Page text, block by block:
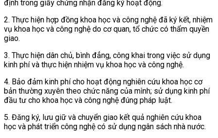
định trong giấy chứng nhận đăng ký hoạt động.
2. Thực hiện hợp đồng khoa học và công nghệ đã ký kết, nhiệm
vụ khoa học và công nghệ do cơ quan, tổ chức có thẩm quyền
giao.
3. Thực hiện dân chủ, bình đẳng, công khai trong việc sử dụng
kinh phí và thực hiện nhiệm vụ khoa học và công nghệ.
4. Bảo đảm kinh phí cho hoạt động nghiên cứu khoa học cơ
bản thường xuyên theo chức năng của mình; sử dụng kinh phí
đầu tư cho khoa học và công nghệ đúng pháp luật.
5. Đăng ký, lưu giữ và chuyển giao kết quả nghiên cứu khoa
học và phát triển công nghệ có sử dụng ngân sách nhà nước.